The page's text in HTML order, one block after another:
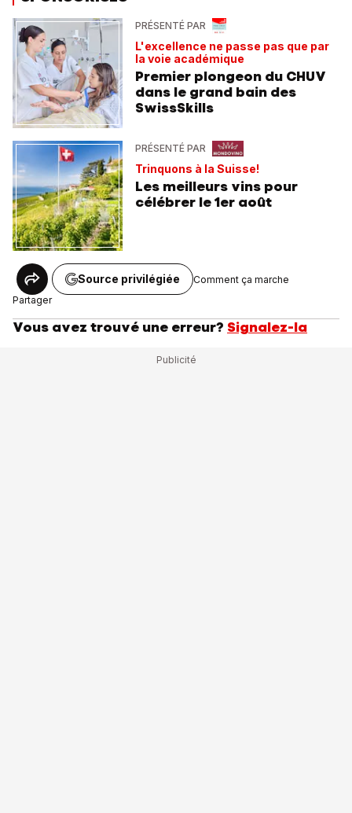
PRÉSENTÉ PAR
L'excellence ne passe pas que par
la voie académique
Premier plongeon du CHUV
dans le grand bain des
SwissSkills
PRÉSENTÉ PAR
Trinquons à la Suisse!
Les meilleurs vins pour
célébrer le 1er août
Partager
Source privilégiée Comment ça marche
Vous avez trouvé une erreur? Signalez-la